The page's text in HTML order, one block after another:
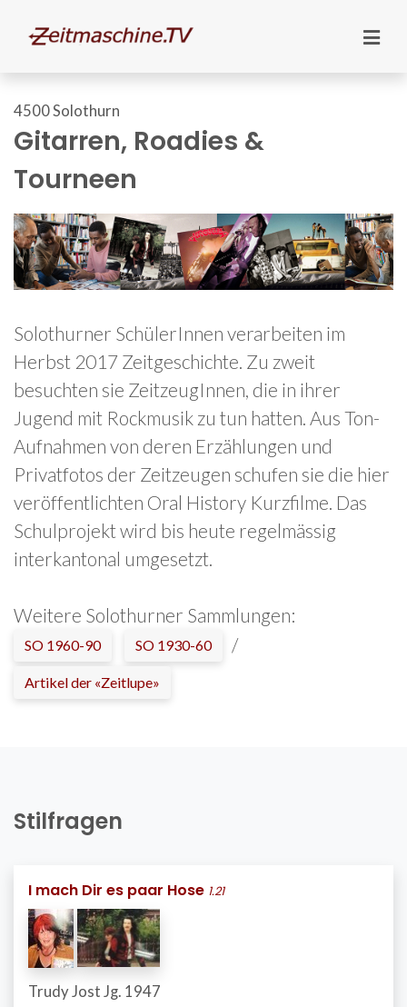
4500 Solothurn
Gitarren, Roadies &
Tourneen
Solothurner SchülerInnen verarbeiten im
Herbst 2017 Zeitgeschichte. Zu zweit
besuchten sie ZeitzeugInnen, die in ihrer
Jugend mit Rockmusik zu tun hatten. Aus Ton-
Aufnahmen von deren Erzählungen und
Privatfotos der Zeitzeugen schufen sie die hier
veröffentlichten Oral History Kurzfilme. Das
Schulprojekt wird bis heute regelmässig
interkantonal umgesetzt.
Weitere Solothurner Sammlungen:
SO 1960-90 SO 1930-60 /
Artikel der «Zeitlupe»
Stilfragen
I mach Dir es paar Hose 1.21
Trudy Jost Jg. 1947